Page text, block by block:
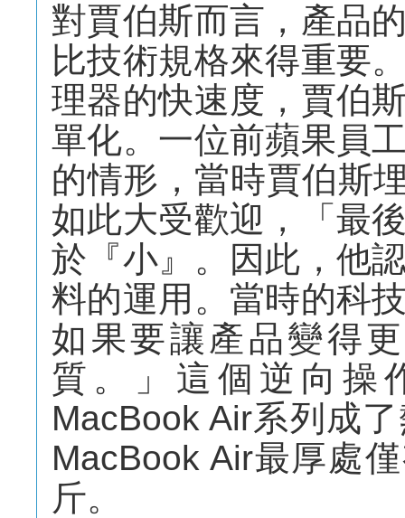
對賈伯斯而言，產品
比技術規格來得重要
理器的快速度，賈伯
單化。一位前蘋果員
的情形，當時賈伯斯
如此大受歡迎，「最
於『小』。因此，他
料的運用。當時的科
如果要讓產品變得
質。」這個逆向操
MacBook Air系列成
MacBook Air最厚處
斤。